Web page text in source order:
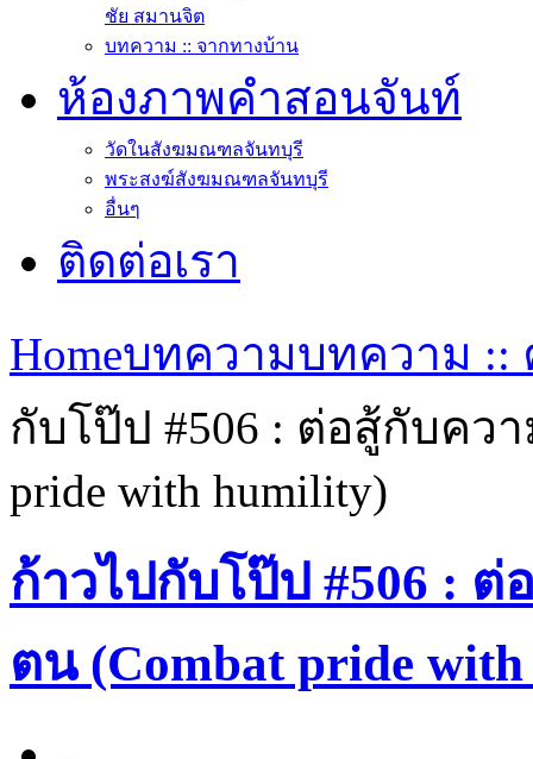
ชัย สมานจิต
บทความ :: จากทางบ้าน
ห้องภาพคำสอนจันท์
วัดในสังฆมณฑลจันทบุรี
พระสงฆ์สังฆมณฑลจันทบุรี
อื่นๆ
ติดต่อเรา
Homeบทความบทความ
กับโป๊ป #506 : ต่อสู้กับคว
pride with humility)
ก้าวไปกับโป๊ป #506 :
ตน (Combat pride